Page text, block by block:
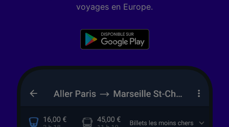
voyages en Europe.